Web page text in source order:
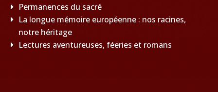
Permanences du sacré
La longue mémoire européenne : nos racines,
notre héritage
Lectures aventureuses, féeries et romans